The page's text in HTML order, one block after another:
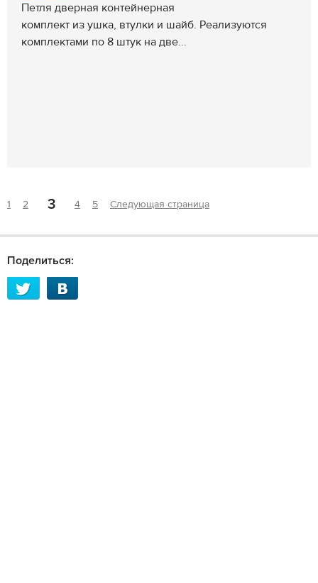
Петля дверная контейнерная
комплект из ушка, втулки и шайб. Реализуются
комплектами по 8 штук на две...
1 2 3 4 5 Следующая страница
Поделиться: